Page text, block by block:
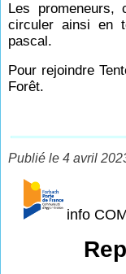
Les promeneurs,
circuler ainsi en
pascal.
Pour rejoindre
Forêt.
Publié le 4 avril
info